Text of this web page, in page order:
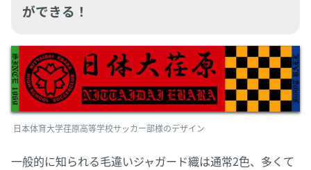
ができる！
日本体育大学荏原高等学校サッカー部様のデザイン
一般的に知られる毛違いジャガード織は通常2色、多くて